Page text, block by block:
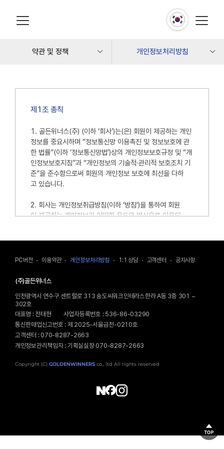
약관 및 정책
PRODUCT
COMMUNITY
SHOPPING
마이페이지
개인정보처리방침
제1조 총칙
1. 골든위너스(주) (이하 ‘회사’)는(은) 회원이 제공하는 개인
정보를 중요시하며 “정보통신망 이용촉진 및 정보보호에 관
한 법률”(이하 ‘정보통신망법’)상의 개인정보보호규정 및 “개
인정보보호지침”과 “개인정보의 기술적·관리적 보호조치 기
준”을 준수함으로써 회원의 개인정보 보호에 최선을 다하
고 있습니다.
2. 회사는 개인정보취급방침(이하 ‘방침’)을 통하여 회원
이 제공하는 개인정보가 어떠한 용도와 방식으로 이용되
3. 이 방침은 정부의 법률 및 지침에 따라 변경될 수 있고, 회
사는 이 방침을 개정하는 경우 7일 동안 회사 웹사이트에 공
4. 회원은 개인정보를 보호받을 권리와 함께 스스로를 보호
하고 타인의 정보를 침해하지 않을 의무를 가집니다. 암호
를 포함한 회원의 개인정보가 유출되지 않도록 유의하고 게
시물을 포함한 타인의 개인정보를 훼손하지 않도록 유의해
보 및 존엄성을 훼손할 경우 ‘정보통신망법’ 등에 의해 처벌받
에 의하여 해당 개인을 알아볼 수 있는 부호, 문자, 음성, 음
PC버전 이용약관 개인정보처리방침 1:1 상담 고객센터 공지사항
(주)골든위너스
인천광역시 연수구 센트럴로 313 송도씨워크인테라스한라 A동 3층 301 ~
302호
대표명 : 전태현
사업자등록번호 : 536-86-03290
통신판매업신고번호 : 제 2025-서울금천-0210호
고객센터 : 070-8287-2663
개인정보관리책임자 : 기획실실장 070-8287-2663
Copyright (C) GOLDENWINNERS co., ltd All rights reserved